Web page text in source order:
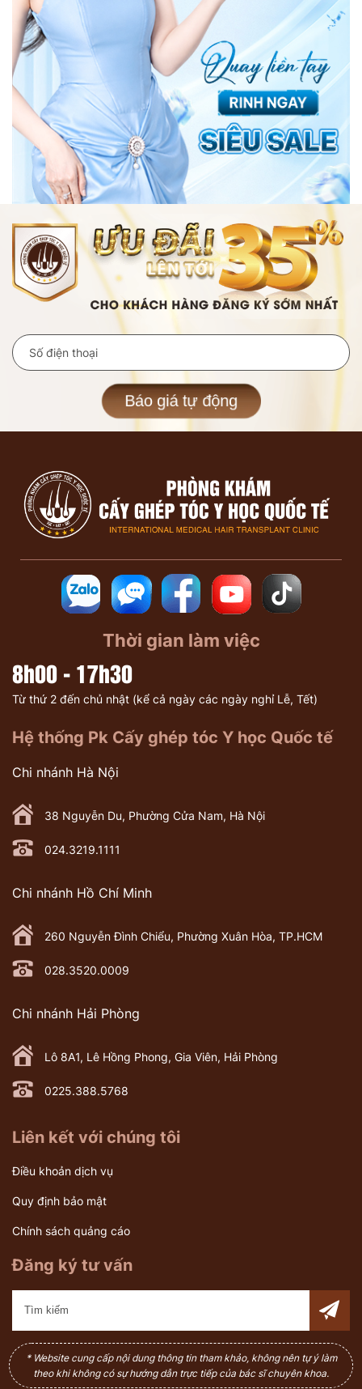
Báo giá tự động
Thời gian làm việc
8h00 - 17h30
Từ thứ 2 đến chủ nhật (kể cả ngày các ngày nghỉ Lễ, Tết)
Hệ thống Pk Cấy ghép tóc Y học Quốc tế
Chi nhánh Hà Nội
38 Nguyễn Du, Phường Cửa Nam, Hà Nội
024.3219.1111
Chi nhánh Hồ Chí Minh
260 Nguyễn Đình Chiểu, Phường Xuân Hòa, TP.HCM
028.3520.0009
Chi nhánh Hải Phòng
Lô 8A1, Lê Hồng Phong, Gia Viên, Hải Phòng
0225.388.5768
Liên kết với chúng tôi
Điều khoản dịch vụ
Quy định bảo mật
Chính sách quảng cáo
Đăng ký tư vấn
* Website cung cấp nội dung thông tin tham khảo, không nên tự ý làm
theo khi không có sự hướng dẫn trực tiếp của bác sĩ chuyên khoa.